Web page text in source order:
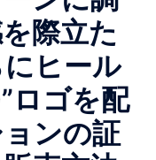
際立た
ヒール
ロゴを配
ンの証